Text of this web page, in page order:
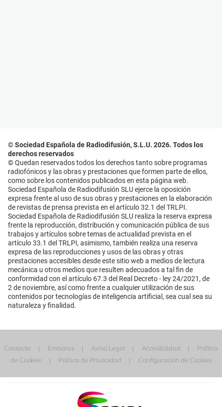
© Sociedad Española de Radiodifusión, S.L.U. 2026. Todos los
derechos reservados
© Quedan reservados todos los derechos tanto sobre programas
radiofónicos y las obras y prestaciones que formen parte de ellos,
como sobre los contenidos publicados en esta página web.
Sociedad Española de Radiodifusión SLU ejerce la oposición
expresa frente al uso de sus obras y prestaciones en la elaboración
de revistas de prensa prevista en el artículo 32.1 del TRLPI.
Sociedad Española de Radiodifusión SLU realiza la reserva expresa
frente la reproducción, distribución y comunicación pública de sus
trabajos y artículos sobre temas de actualidad prevista en el
artículo 33.1 del TRLPI, asimismo, también realiza una reserva
expresa de las reproducciones y usos de las obras y otras
prestaciones accesibles desde este sitio web a medios de lectura
mecánica u otros medios que resulten adecuados a tal fin de
conformidad con el artículo 67.3 del Real Decreto - ley 24/2021, de
2 de noviembre, así como frente a cualquier utilización de sus
contenidos por tecnologías de inteligencia artificial, sea cual sea su
naturaleza y finalidad.
Contacta Emisoras Aviso Legal Accesibilidad
Política
de Cookies
Política de Privacidad Configuración de Cookies